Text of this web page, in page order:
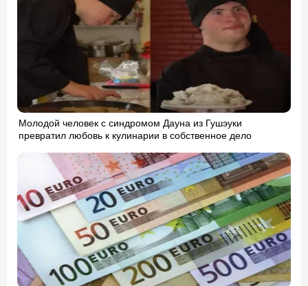
Молодой человек с синдромом Дауна из Гушэуки
превратил любовь к кулинарии в собственное дело